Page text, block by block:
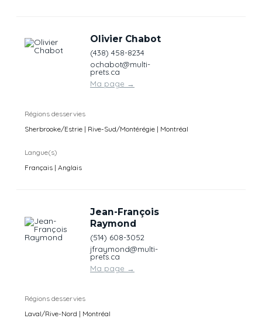
Olivier Chabot
(438) 458-8234
ochabot@multi-
prets.ca
Ma page →
Régions desservies
Sherbrooke/Estrie | Rive-Sud/Montérégie | Montréal
Langue(s)
Français | Anglais
Jean-François
Raymond
(514) 608-3052
jfraymond@multi-
prets.ca
Ma page →
Régions desservies
Laval/Rive-Nord | Montréal